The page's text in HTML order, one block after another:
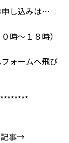
申し込みは…
時～１８時）
ォームへ飛び
事→